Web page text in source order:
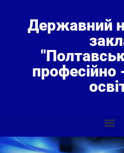
Державний
професійно